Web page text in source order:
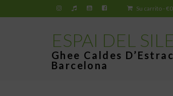
Su carrito -€
ESPAI DEL
Ghee Caldes D’Estrac
Barcelona